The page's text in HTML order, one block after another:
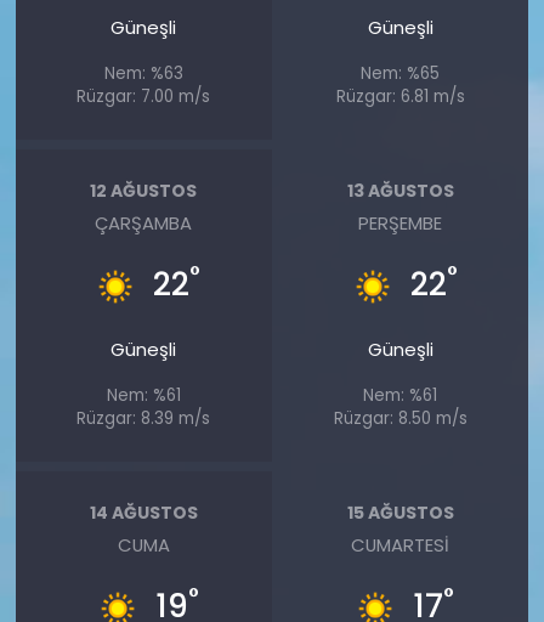
Güneşli
Nem: %63
Rüzgar: 7.00 m/s
Güneşli
Nem: %65
Rüzgar: 6.81 m/s
12 AĞUSTOS
ÇARŞAMBA
22°
Güneşli
Nem: %61
Rüzgar: 8.39 m/s
13 AĞUSTOS
PERŞEMBE
22°
Güneşli
Nem: %61
Rüzgar: 8.50 m/s
14 AĞUSTOS
CUMA
19°
15 AĞUSTOS
CUMARTESI
17°